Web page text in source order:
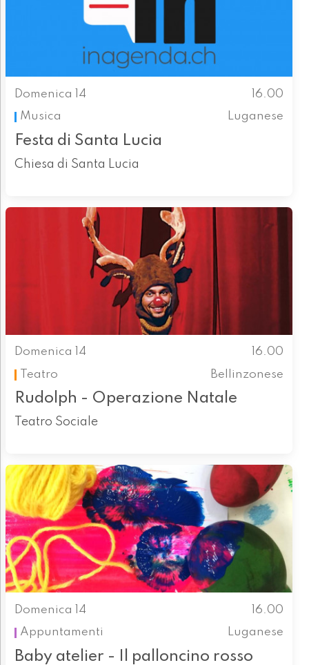
Domenica 14
16.00
Musica
Luganese
Festa di Santa Lucia
Chiesa di Santa Lucia
Domenica 14
16.00
Teatro
Bellinzonese
Rudolph - Operazione Natale
Teatro Sociale
Domenica 14
16.00
Appuntamenti
Luganese
Baby atelier - Il palloncino rosso